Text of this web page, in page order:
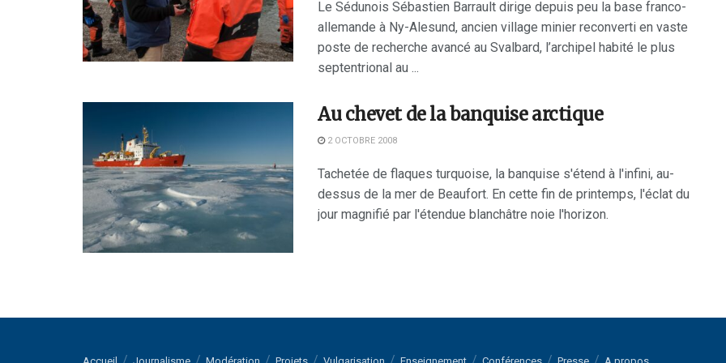
Le Sédunois Sébastien Barrault dirige depuis peu la base franco-
allemande à Ny-Alesund, ancien village minier reconverti en vaste
poste de recherche avancé au Svalbard, l’archipel habité le plus
septentrional au ...
Au chevet de la banquise arctique
2 OCTOBRE 2008
Tachetée de flaques turquoise, la banquise s'étend à l'infini, au-
dessus de la mer de Beaufort. En cette fin de printemps, l'éclat du
jour magnifié par l'étendue blanchâtre noie l'horizon.